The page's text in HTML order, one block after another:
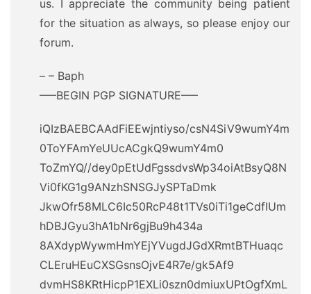
us. I appreciate the community being patient
for the situation as always, so please enjoy our
forum.
– – Baph
—–BEGIN PGP SIGNATURE—–
iQIzBAEBCAAdFiEEwjntiyso/csN4SiV9wumY4m
0ToYFAmYeUUcACgkQ9wumY4m0
ToZmYQ//dey0pEtUdFgssdvsWp34oiAtBsyQ8N
Vi0fKG1g9ANzhSNSGJySPTaDmk
JkwOfr58MLC6Ic50RcP48t1TVs0iTi1geCdfIUm
hDBJGyu3hA1bNr6gjBu9h434a
8AXdypWywmHmYEjYVugdJGdXRmtBTHuaqc
CLEruHEuCXSGsnsOjvE4R7e/gk5Af9
dvmHS8KRtHicpP1EXLi0szn0dmiuxUPtOgfXmL